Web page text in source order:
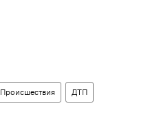
Происшествия ДТП